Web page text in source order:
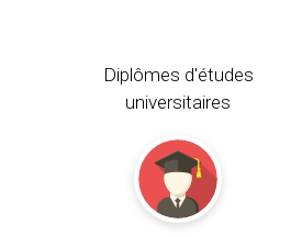
Diplômes d'études
universitaires